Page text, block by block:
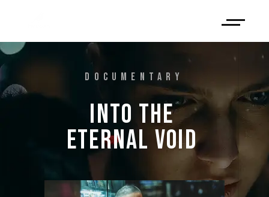
DOCUMENTARY
INTO THE
ETERNAL VOID